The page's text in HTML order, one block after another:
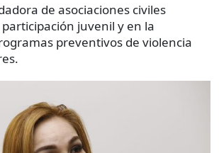
de asociaciones civiles
juvenil y en la
preventivos de violencia